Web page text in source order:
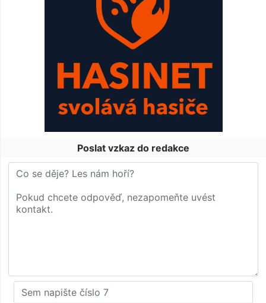
Poslat vzkaz do redakce